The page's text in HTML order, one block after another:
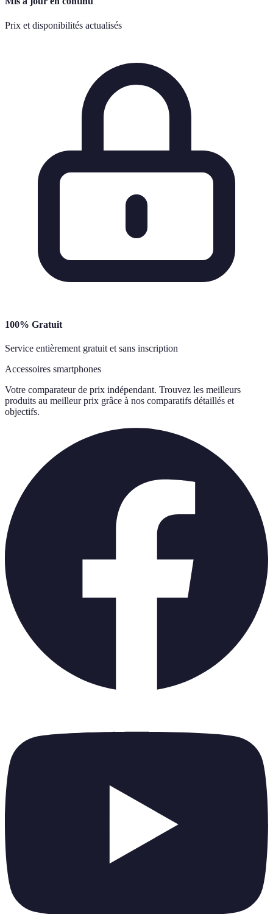
Prix et disponibilités actualisés
100% Gratuit
Service entièrement gratuit et sans inscription
Accessoires smartphones
Votre comparateur de prix indépendant. Trouvez les meilleurs
produits au meilleur prix grâce à nos comparatifs détaillés et
objectifs.